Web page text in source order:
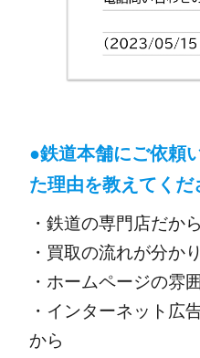
●鉄道本舗にご依頼
た理由を教えてくだ
・鉄道の専門店だから
・買取の流れが分か
・ホームページの雰
・インターネット広
から